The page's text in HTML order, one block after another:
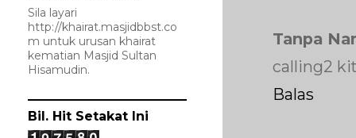
Tanpa
calling2
Balas
Sila layari
http://khairat.masjidbbst.co
m untuk urusan khairat
kematian Masjid Sultan
Hisamudin.
Bil. Hit Setakat Ini